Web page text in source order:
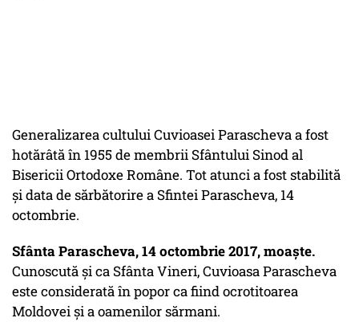
Generalizarea cultului Cuvioasei Parascheva a fost
hotărâtă în 1955 de membrii Sfântului Sinod al
Bisericii Ortodoxe Române. Tot atunci a fost stabilită
și data de sărbătorire a Sfintei Parascheva, 14
octombrie.
Sfânta Parascheva, 14 octombrie 2017, moaște.
Cunoscută și ca Sfânta Vineri, Cuvioasa Parascheva
este considerată în popor ca fiind ocrotitoarea
Moldovei și a oamenilor sărmani.